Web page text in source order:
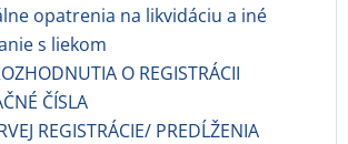
opatrenia na likvidáciu a iné
s liekom
O REGISTRÁCII
ČÍSLA
REGISTRÁCIE/ PREDĹŽENIA